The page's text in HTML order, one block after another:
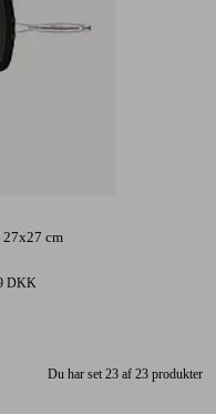
27x27 cm
DKK
Du har set 23 af 23 produkter